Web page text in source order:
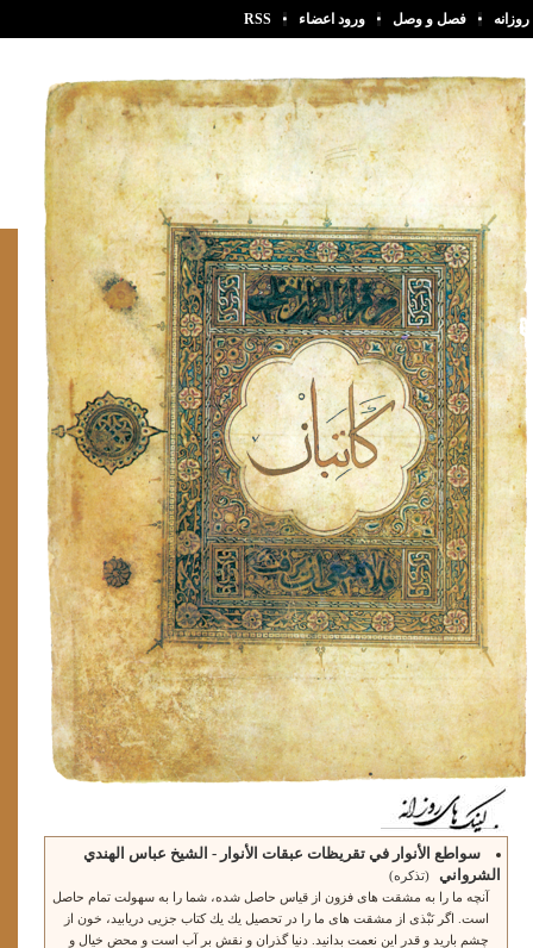
فصل و وصل ورود اعضاء RSS
دست‌نویس حاوی آثار ادبای شیعه
در سده ششم (محفوظ در گنجینه
استانبول)
احمد خامه‌یار
سواطع الأنوار في تقريظات عبقات الأنوار - الشيخ عباس الهندي
الشرواني
(تذکره)
آنچه ما را به مشقت هاى فزون از قياس حاصل شده، شما را به سهولت تمام حاصل
است. اگر نَبْذى از مشقت هاى ما را در تحصيل يك يك كتاب جزيى دريابيد، خون از
چشم باريد و قدر اين نعمت بدانيد. دنيا گذران و نقش بر آب است و محض خيال و